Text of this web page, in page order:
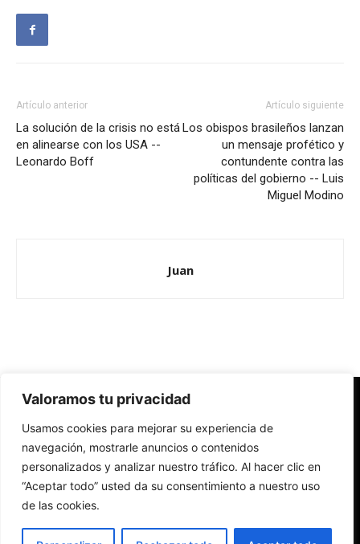
Valoramos tu privacidad
Usamos cookies para mejorar su experiencia de
navegación, mostrarle anuncios o contenidos
personalizados y analizar nuestro tráfico. Al hacer clic en
“Aceptar todo” usted da su consentimiento a nuestro uso
de las cookies.
Artículo anterior
La solución de la crisis no está
en alinearse con los USA --
Leonardo Boff
Artículo siguiente
Los obispos brasileños lanzan
un mensaje profético y
contundente contra las
políticas del gobierno -- Luis
Miguel Modino
Juan
Redes Cristianas
Una mirada alternativa sobre la Iglesia católica y la sociedad
- Colectivos de Redes Cristianas